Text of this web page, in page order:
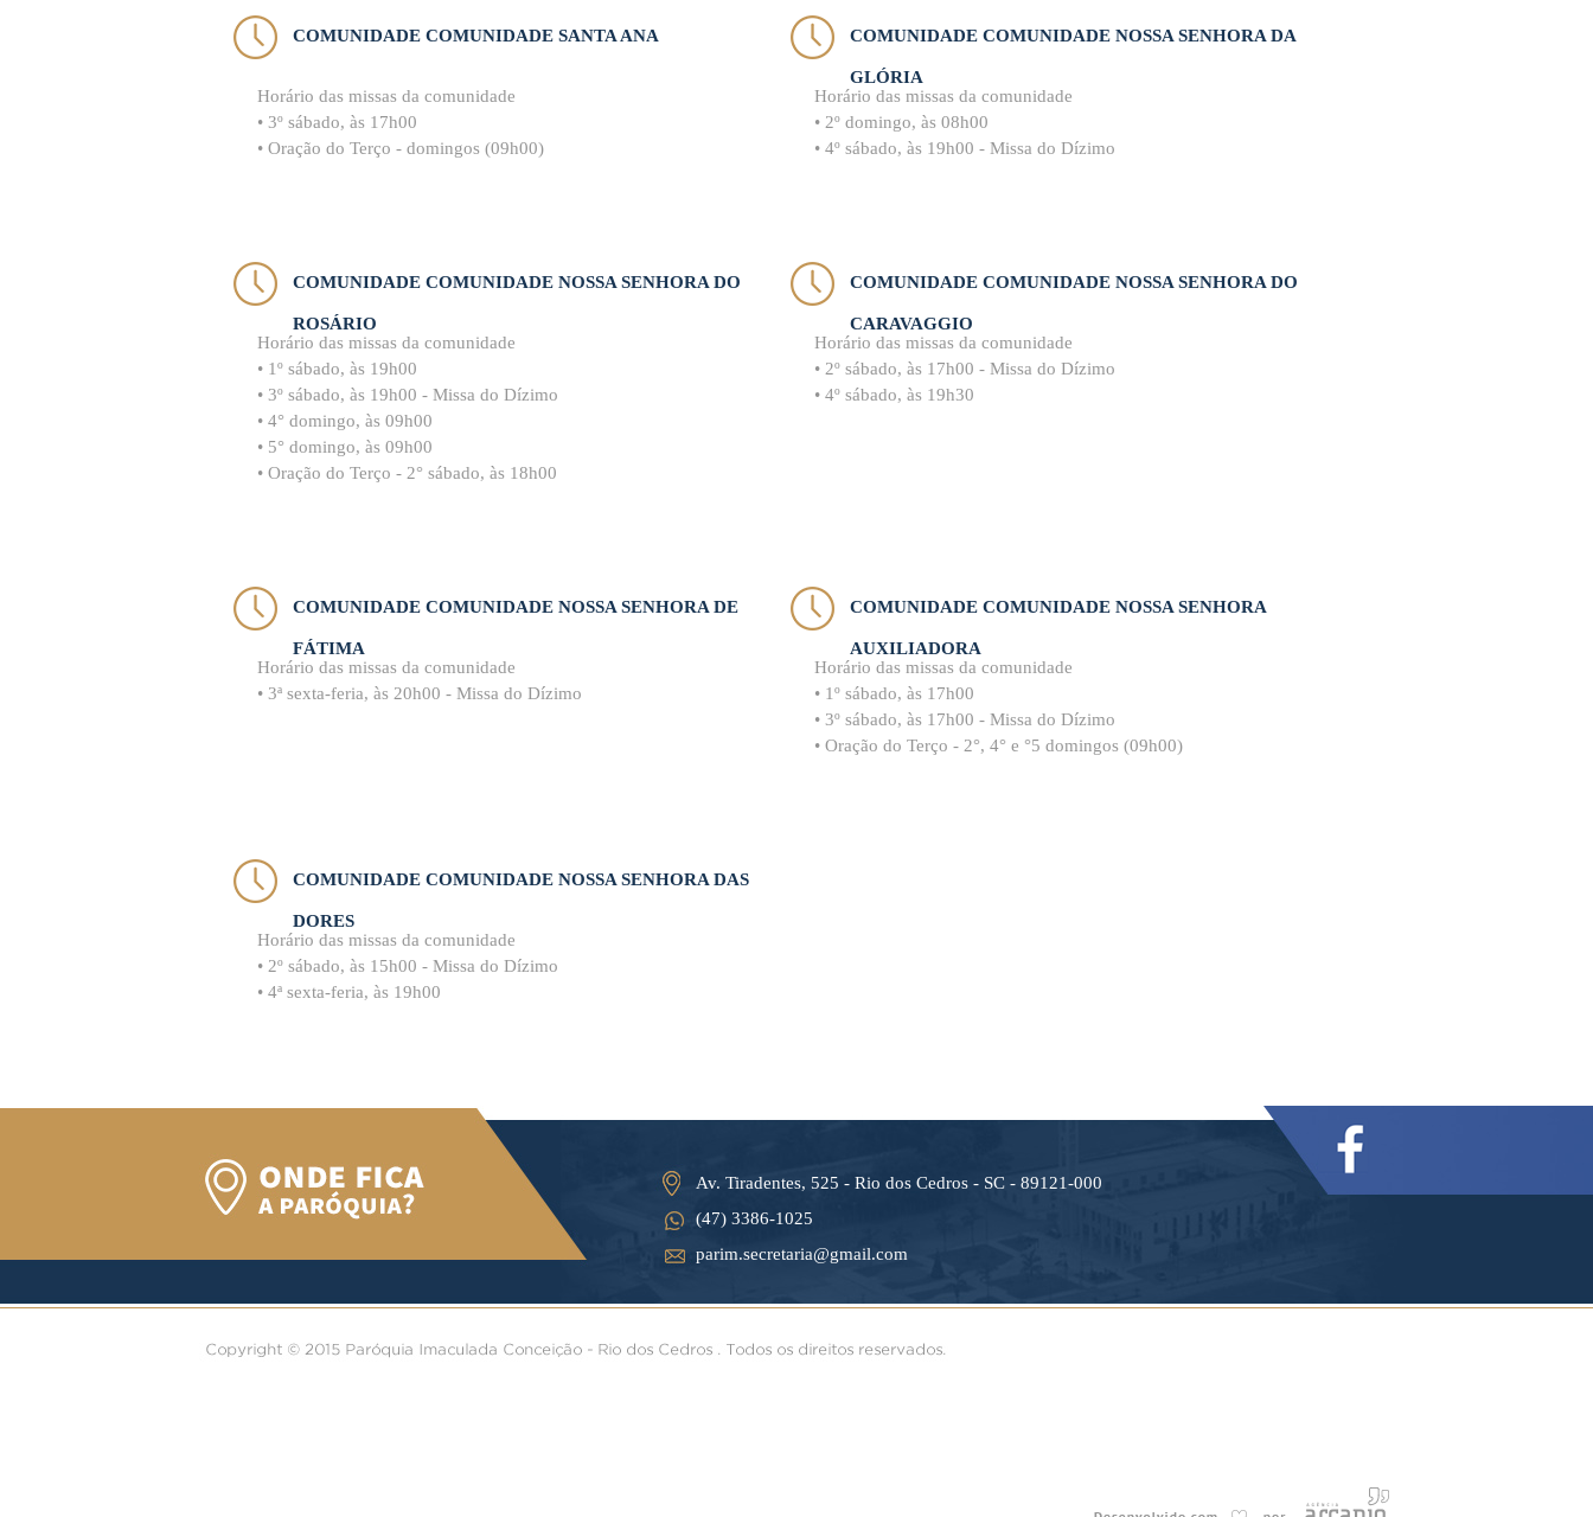
COMUNIDADE COMUNIDADE SANTA ANA
Horário das missas da comunidade
• 3º sábado, às 17h00
• Oração do Terço - domingos (09h00)
COMUNIDADE COMUNIDADE NOSSA SENHORA DA
GLÓRIA
Horário das missas da comunidade
• 2º domingo, às 08h00
• 4º sábado, às 19h00 - Missa do Dízimo
COMUNIDADE COMUNIDADE NOSSA SENHORA DO
ROSÁRIO
Horário das missas da comunidade
• 1º sábado, às 19h00
• 3º sábado, às 19h00 - Missa do Dízimo
• 4° domingo, às 09h00
• 5° domingo, às 09h00
• Oração do Terço - 2° sábado, às 18h00
COMUNIDADE COMUNIDADE NOSSA SENHORA DO
CARAVAGGIO
Horário das missas da comunidade
• 2º sábado, às 17h00 - Missa do Dízimo
• 4º sábado, às 19h30
COMUNIDADE COMUNIDADE NOSSA SENHORA DE
FÁTIMA
Horário das missas da comunidade
• 3ª sexta-feria, às 20h00 - Missa do Dízimo
COMUNIDADE COMUNIDADE NOSSA SENHORA
AUXILIADORA
Horário das missas da comunidade
• 1º sábado, às 17h00
• 3º sábado, às 17h00 - Missa do Dízimo
• Oração do Terço - 2°, 4° e °5 domingos (09h00)
COMUNIDADE COMUNIDADE NOSSA SENHORA DAS
DORES
Horário das missas da comunidade
• 2º sábado, às 15h00 - Missa do Dízimo
• 4ª sexta-feria, às 19h00
Av. Tiradentes, 525 - Rio dos Cedros - SC - 89121-000
(47) 3386-1025
parim.secretaria@gmail.com